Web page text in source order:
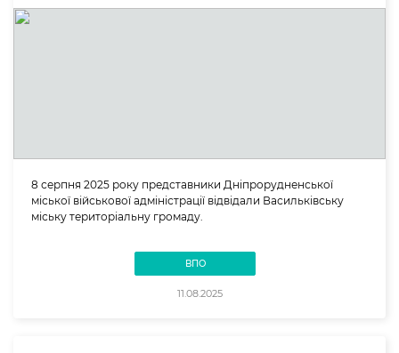
8 серпня 2025 року представники Дніпрорудненської
міської військової адміністрації відвідали Васильківську
міську територіальну громаду.
ВПО
11.08.2025